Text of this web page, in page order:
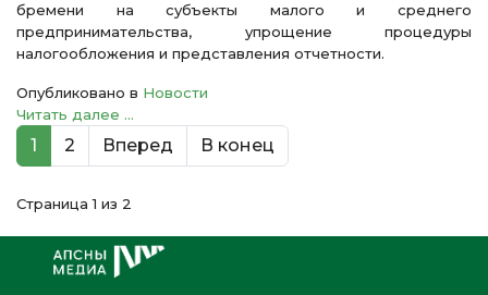
бремени на субъекты малого и среднего
предпринимательства, упрощение процедуры
налогообложения и представления отчетности.
Опубликовано в Новости
Читать далее ...
1 2 Вперед В конец
Страница 1 из 2